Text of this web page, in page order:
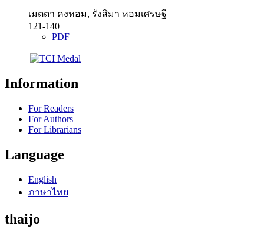
เมตตา คงหอม, รังสิมา หอมเศรษฐี
121-140
PDF
Information
For Readers
For Authors
For Librarians
Language
English
ภาษาไทย
thaijo